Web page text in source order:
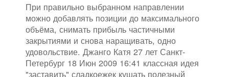
При правильно выбранном направлении
можно добавлять позиции до максимального
объёма, снимать прибыль частичными
закрытиями и снова наращивать, одно
удовольствие. Джанго Катя 27 лет Санкт-
Петербург 18 Июн 2009 16:41 классная идея
"заставить" сладкоежек кушать полезный